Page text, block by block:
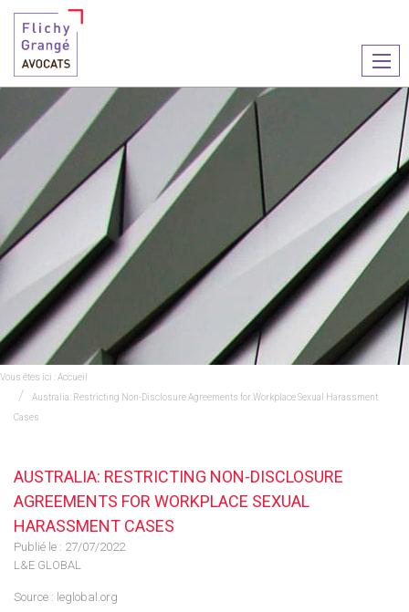
le
Vous êtes ici :Accueil
Australia: Restricting Non-Disclosure Agreements for Workplace Sexual Harassment
Cases
AUSTRALIA: RESTRICTING NON-DISCLOSURE
AGREEMENTS FOR WORKPLACE SEXUAL
HARASSMENT CASES
Publié le : 27/07/2022
L&E GLOBAL
Source : leglobal.org